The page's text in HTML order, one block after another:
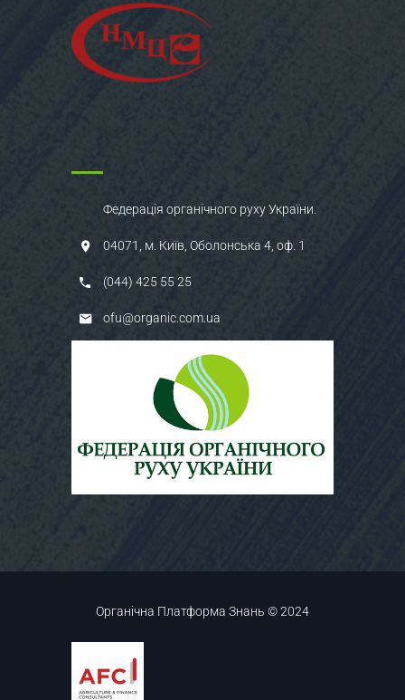
Федерація органічного руху України.
04071, м. Київ, Оболонська 4, оф. 1
(044) 425 55 25
ofu@organic.com.ua
Органічна Платформа Знань © 2024